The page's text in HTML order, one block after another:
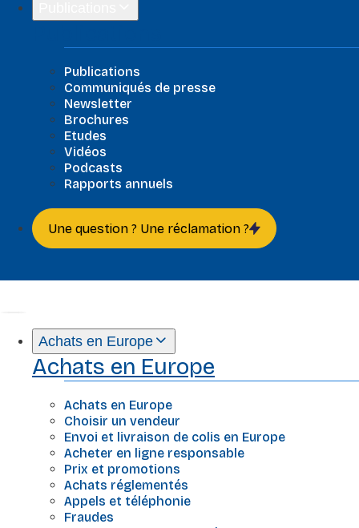
Publications
Communiqués de presse
Newsletter
Brochures
Etudes
Vidéos
Podcasts
Rapports annuels
Une question ? Une réclamation ?
Achats en Europe
Achats en Europe
Achats en Europe
Choisir un vendeur
Envoi et livraison de colis en Europe
Acheter en ligne responsable
Prix et promotions
Achats réglementés
Appels et téléphonie
Fraudes